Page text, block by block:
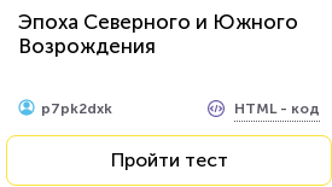
Эпоха Северного и Южного
Возрождения
p7pk2dxk HTML - код
Пройти тест